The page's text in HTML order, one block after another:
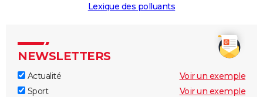
Lexique des polluants
NEWSLETTERS
Actualité
Voir un exemple
Sport
Voir un exemple